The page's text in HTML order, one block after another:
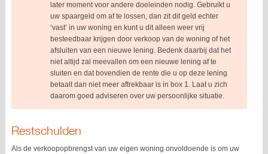
later moment voor andere doeleinden nodig. Gebruikt u
uw spaargeld om af te lossen, dan zit dit geld echter
‘vast’ in uw woning en kunt u dit alleen weer vrij
besteedbaar krijgen door verkoop van de woning of het
afsluiten van een nieuwe lening. Bedenk daarbij dat het
niet altijd zal meevallen om een nieuwe lening af te
sluiten en dat bovendien de rente die u op deze lening
betaalt dan niet meer aftrekbaar is in box 1. Laat u zich
daarom goed adviseren over uw persoonlijke situatie.
Restschulden
Als de verkoopopbrengst van uw eigen woning onvoldoende is om uw